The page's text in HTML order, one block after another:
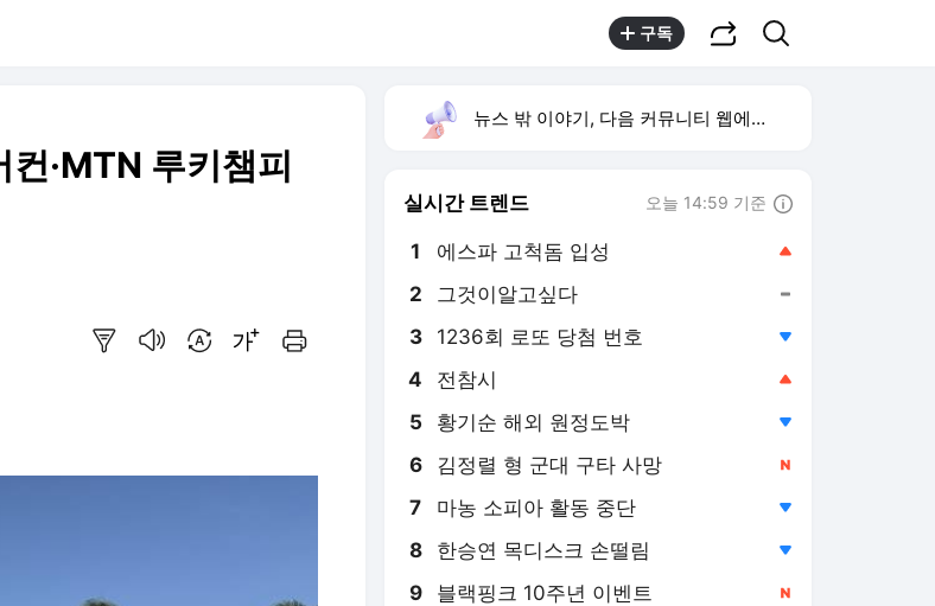
구독
·MTN 루키챔피
뉴스 밖 이야기, 다음 커뮤니티 웹에서 보기
실시간 트렌드 오늘 14:59 기준
1 에스파 고척돔 입성
2 그것이알고싶다
4 전참시
5 황기순 해외 원정도박
6 김정렬 형 군대 구타 사망
7 마농 소피아 활동 중단
8 한승연 목디스크 손떨림
9 블랙핑크 10주년 이벤트